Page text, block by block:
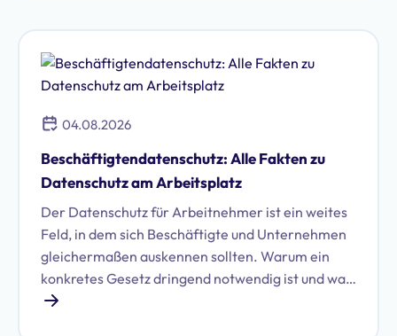
04.08.2026
Beschäftigtendatenschutz: Alle Fakten zu
Datenschutz am Arbeitsplatz
Der Datenschutz für Arbeitnehmer ist ein weites
Feld, in dem sich Beschäftigte und Unternehmen
gleichermaßen auskennen sollten. Warum ein
konkretes Gesetz dringend notwendig ist und was
damit auf Unternehmen zukommen könnte, zeigt